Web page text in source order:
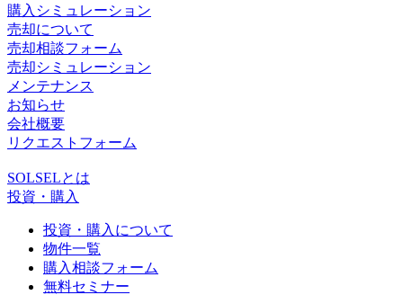
購入シミュレーション
売却について
売却相談フォーム
売却シミュレーション
メンテナンス
お知らせ
会社概要
リクエストフォーム
SOLSELとは
投資・購入
投資・購入について
物件一覧
購入相談フォーム
無料セミナー